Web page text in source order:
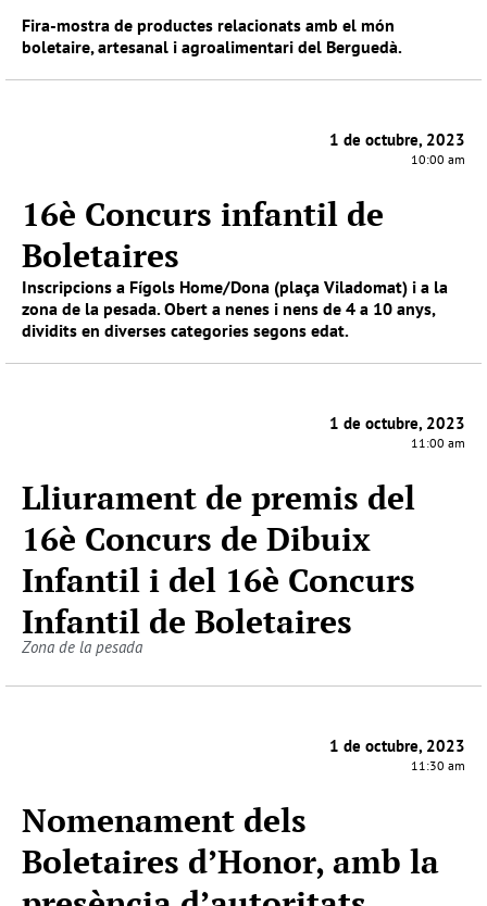
Fira-mostra de productes relacionats amb el món
boletaire, artesanal i agroalimentari del Berguedà.
1 de octubre, 2023
10:00 am
16è Concurs infantil de
Boletaires
Inscripcions a Fígols Home/Dona (plaça Viladomat) i a la
zona de la pesada. Obert a nenes i nens de 4 a 10 anys,
dividits en diverses categories segons edat.
1 de octubre, 2023
11:00 am
Lliurament de premis del
16è Concurs de Dibuix
Infantil i del 16è Concurs
Infantil de Boletaires
Zona de la pesada
1 de octubre, 2023
11:30 am
Nomenament dels
Boletaires d’Honor, amb la